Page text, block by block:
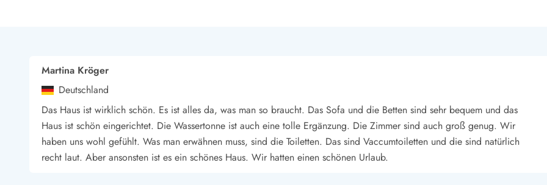
Martina Kröger
Deutschland
Das Haus ist wirklich schön. Es ist alles da, was man so braucht. Das Sofa und die Betten sind sehr bequem und das
Haus ist schön eingerichtet. Die Wassertonne ist auch eine tolle Ergänzung. Die Zimmer sind auch groß genug. Wir
haben uns wohl gefühlt. Was man erwähnen muss, sind die Toiletten. Das sind Vaccumtoiletten und die sind natürlich
recht laut. Aber ansonsten ist es ein schönes Haus. Wir hatten einen schönen Urlaub.